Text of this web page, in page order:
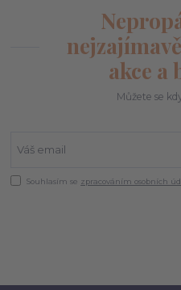
akce a
Můžete se
Souhlasím se zpracováním osobních